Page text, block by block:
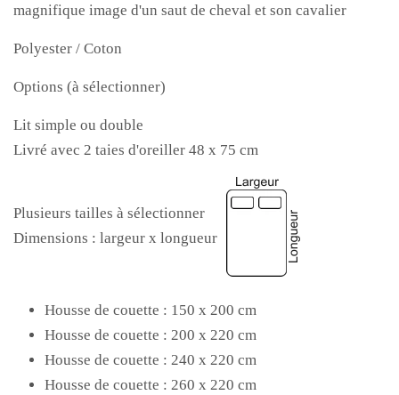
magnifique image d'un saut de cheval et son cavalier
Polyester / Coton
Options (à sélectionner)
Lit simple ou double
Livré avec 2 taies d'oreiller 48 x 75 cm
Plusieurs tailles à sélectionner
Dimensions : largeur x longueur
Housse de couette : 150 x 200 cm
Housse de couette : 200 x 220 cm
Housse de couette : 240 x 220 cm
Housse de couette : 260 x 220 cm